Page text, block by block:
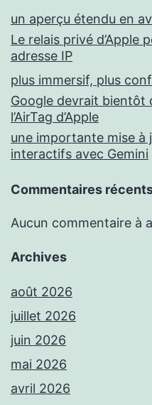
un aperçu étendu en
Le relais privé d’Apple
adresse IP
plus immersif, plus
Google devrait bientôt
l’AirTag d’Apple
une importante mise à
interactifs avec Gemini
Commentaires
Aucun commentaire à
Archives
août 2026
juillet 2026
juin 2026
mai 2026
avril 2026